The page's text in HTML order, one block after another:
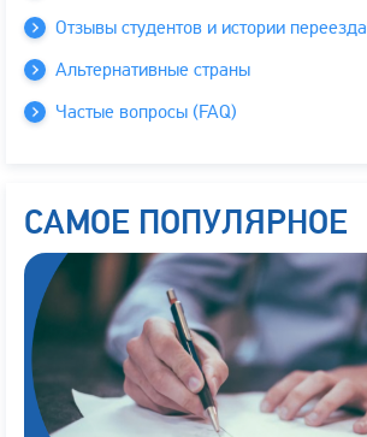
Отзывы студентов и истории переезда
Альтернативные страны
Частые вопросы (FAQ)
САМОЕ ПОПУЛЯРНОЕ